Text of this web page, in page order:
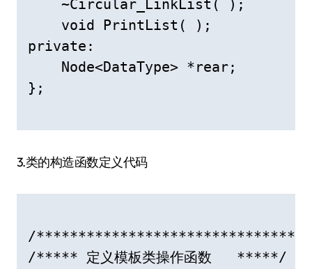
~Circular_LinkList( );
void PrintList( );
private:
Node<DataType> *rear;
};
3.类的构造函数定义代码
/
/***** 定义模板类操作函数   *****/